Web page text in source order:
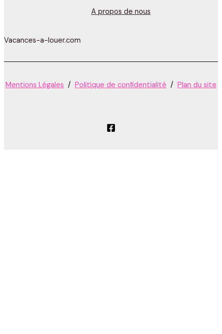
A propos de nous
Vacances-a-louer.com
Mentions Légales / Politique de confidentialité / Plan du site